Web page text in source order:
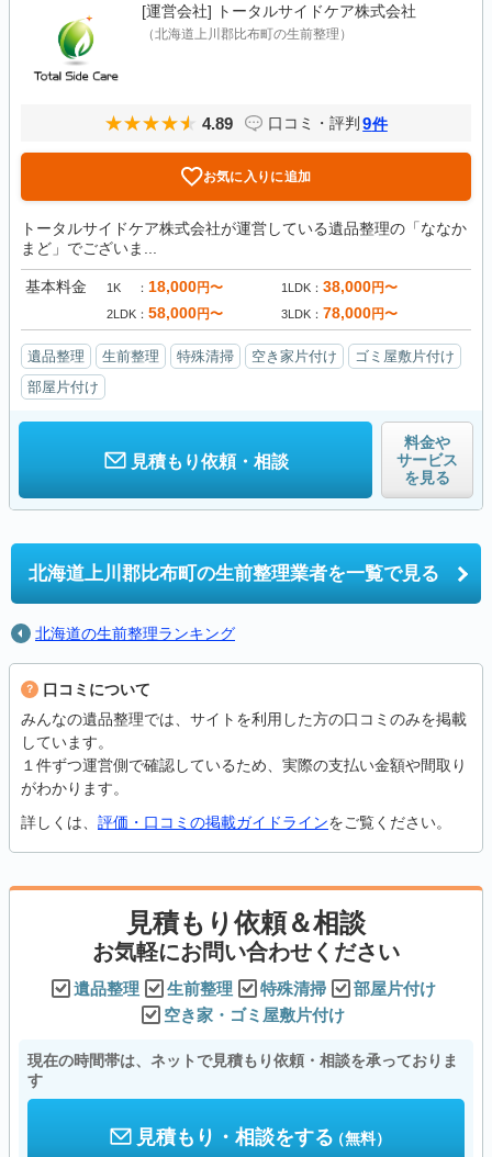
[運営会社] トータルサイドケア株式会社
（北海道上川郡比布町の生前整理）
4.89 口コミ・評判 9件
お気に入りに追加
トータルサイドケア株式会社が運営している遺品整理の「ななか
まど」でございま...
基本料金 1K 18,000円〜 1LDK 38,000円〜
2LDK 58,000円〜 3LDK 78,000円〜
遺品整理 生前整理 特殊清掃 空き家片付け
ゴミ屋敷片付け
部屋片付け
見積もり依頼・相談
料金や
サービス
を見る
北海道上川郡比布町の生前整理業者を一覧で見る
北海道の生前整理ランキング
口コミについて
みんなの遺品整理では、サイトを利用した方の口コミのみを掲載
しています。
１件ずつ運営側で確認しているため、実際の支払い金額や間取り
がわかります。
詳しくは、 評価・口コミの掲載ガイドラインをご覧ください。
見積もり依頼＆相談
お気軽にお問い合わせください
遺品整理 生前整理 特殊清掃
部屋片付け
空き家・ゴミ屋敷片付け
現在の時間帯は、ネットで見積もり依頼・相談を承っておりま
す
見積もり・相談をする（無料）